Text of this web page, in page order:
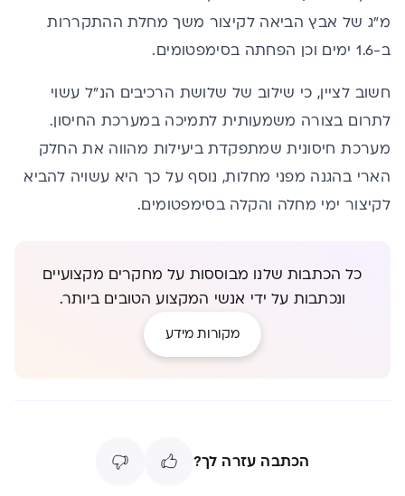
מ"ג של אבץ הביאה לקיצור משך מחלת ההתקררות
ב-1.6 ימים וכן הפחתה בסימפטומים.
חשוב לציין, כי שילוב של שלושת הרכיבים הנ"ל עשוי
לתרום בצורה משמעותית לתמיכה במערכת החיסון.
מערכת חיסונית שמתפקדת ביעילות מהווה את החלק
הארי בהגנה מפני מחלות, נוסף על כך היא עשויה להביא
לקיצור ימי מחלה והקלה בסימפטומים.
כל הכתבות שלנו מבוססות על מחקרים מקצועיים
ונכתבות על ידי אנשי המקצוע הטובים ביותר.
מקורות מידע
הכתבה עזרה לך?